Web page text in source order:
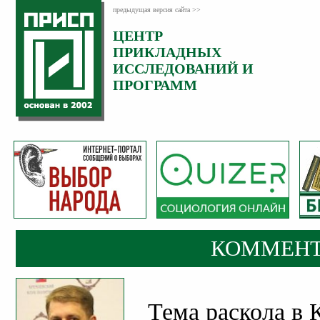
предыдущая версия сайта >>
ЦЕНТР
ПРИКЛАДНЫХ
ИССЛЕДОВАНИЙ И
ПРОГРАММ
Тема раскола в
Категория:
Комментарии